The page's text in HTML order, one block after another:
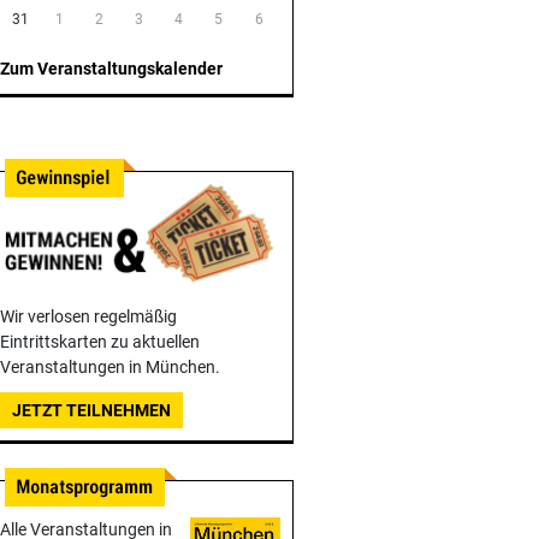
31 1 2 3 4 5 6
Zum Veranstaltungskalender
Wir verlosen regelmäßig
Eintrittskarten zu aktuellen
Veranstaltungen in München.
JETZT TEILNEHMEN
Alle Veranstaltungen in